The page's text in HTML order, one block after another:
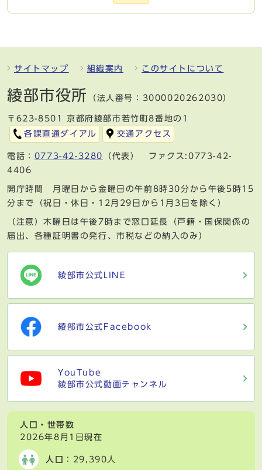
サイトマップ 組織案内 このサイトについて
綾部市役所 （法人番号：3000020262030）
〒623-8501 京都府綾部市若竹町8番地の1
各課直通ダイアル
交通アクセス
電話： 0773-42-3280
（代表） ファクス:0773-42-
4406
開庁時間 月曜日から金曜日の午前8時30分から午後5時15
分まで（祝日・休日・12月29日から1月3日を除く）
（注意）木曜日は午後7時まで窓口延長（戸籍・国保関係の
届出、各種証明書の発行、市税などの納入のみ）
綾部市公式LINE
綾部市公式Facebook
YouTube
綾部市公式動画チャンネル
人口・世帯数
2026年8月1日現在
人口 ：29,390人